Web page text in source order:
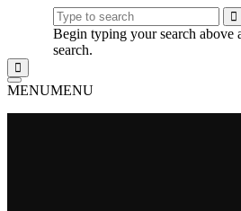
Begin typing your search above
search.
MENUMENU